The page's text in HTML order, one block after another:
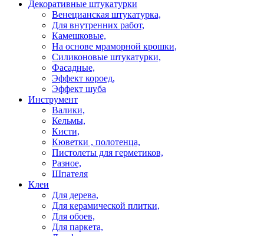
Декоративные штукатурки
Венецианская штукатурка,
Для внутренних работ,
Камешковые,
На основе мраморной крошки,
Силиконовые штукатурки,
Фасадные,
Эффект короед,
Эффект шуба
Инструмент
Валики,
Кельмы,
Кисти,
Кюветки , полотенца,
Пистолеты для герметиков,
Разное,
Шпателя
Клеи
Для дерева,
Для керамической плитки,
Для обоев,
Для паркета,